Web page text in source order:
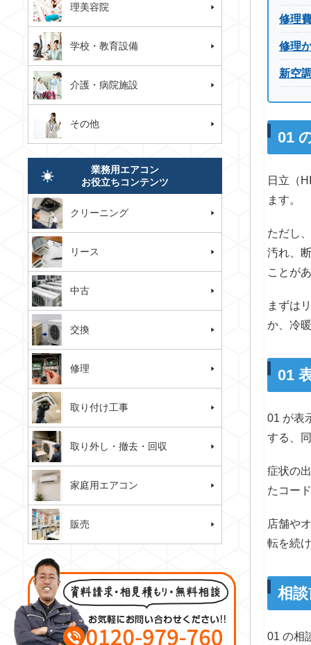
修理
修理
新空
01
日立（
ます。
ただし
汚れ、
ことが
まずは
か、冷
01
01 が表
する、
症状の
たコー
店舗や
転を続
相
01 の相
理美容院
学校・教育設備
介護・病院施設
その他
業務用エアコン
お役立ちコンテンツ
クリーニング
リース
中古
交換
修理
取り付け工事
取り外し・撤去・回収
家庭用エアコン
販売